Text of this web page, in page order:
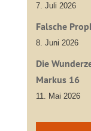
7. Juli 2026
Falsche
8. Juni 2026
Die
Markus 16
11. Mai 2026